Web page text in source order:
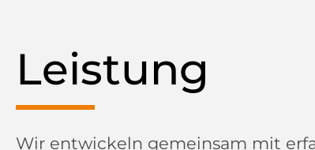
Leistung
Wir entwickeln gemeinsam mit